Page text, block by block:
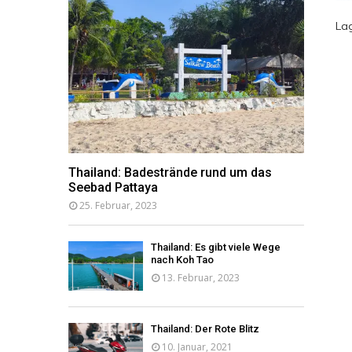
Thailand: Badestrände rund um das
Seebad Pattaya
25. Februar, 2023
Thailand: Es gibt viele Wege
nach Koh Tao
13. Februar, 2023
Thailand: Der Rote Blitz
10. Januar, 2021